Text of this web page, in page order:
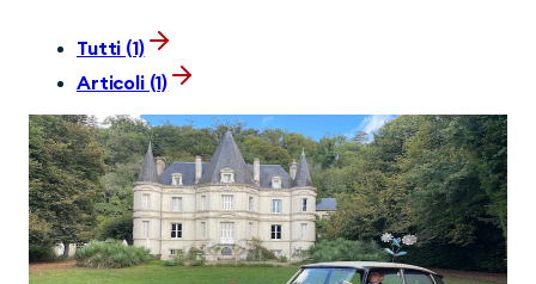
Tutti (1)
Articoli (1)